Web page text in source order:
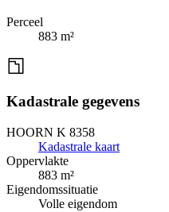
Perceel
883 m²
Kadastrale gegevens
HOORN K 8358
Kadastrale kaart
Oppervlakte
883 m²
Eigendomssituatie
Volle eigendom